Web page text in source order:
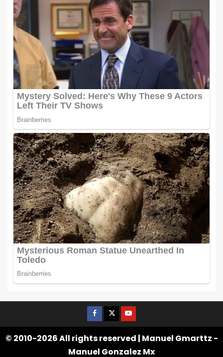
© 2010-2026 All rights reserved | Manuel Gmarttz -
Manuel Gonzalez Mx